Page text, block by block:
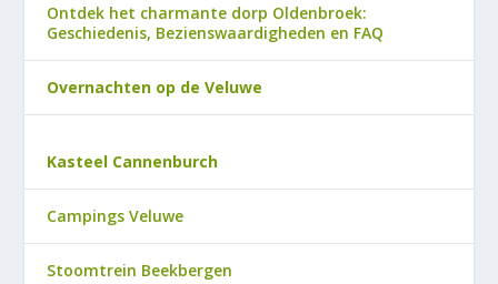
Ontdek het charmante dorp Oldenbroek:
Geschiedenis, Bezienswaardigheden en FAQ
Overnachten op de Veluwe
Kasteel Cannenburch
Campings Veluwe
Stoomtrein Beekbergen